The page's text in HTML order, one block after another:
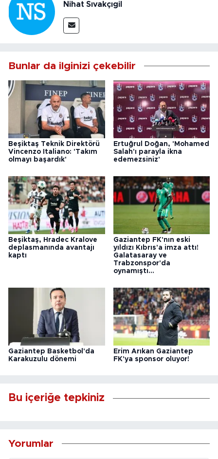
Nihat Sıvakçıgil
Bunlar da ilginizi çekebilir
Beşiktaş Teknik Direktörü
Vincenzo Italiano: 'Takım
olmayı başardık'
Ertuğrul Doğan, 'Mohamed
Salah'ı parayla ikna
edemezsiniz'
Beşiktaş, Hradec Kralove
deplasmanında avantajı
kaptı
Gaziantep FK'nın eski
yıldızı Kıbrıs'a imza attı!
Galatasaray ve
Trabzonspor'da
oynamıştı...
Gaziantep Basketbol'da
Karakuzulu dönemi
Erim Arıkan Gaziantep
FK'ya sponsor oluyor!
Bu içeriğe tepkiniz
Yorumlar